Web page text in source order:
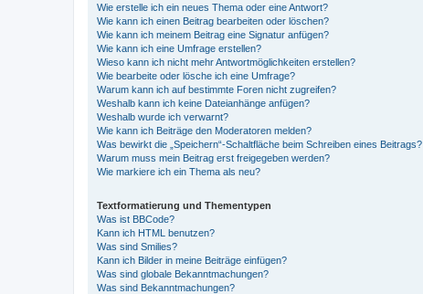
Wie erstelle ich ein neues Thema oder eine Antwort?
Wie kann ich einen Beitrag bearbeiten oder löschen?
Wie kann ich meinem Beitrag eine Signatur anfügen?
Wie kann ich eine Umfrage erstellen?
Wieso kann ich nicht mehr Antwortmöglichkeiten erstellen?
Wie bearbeite oder lösche ich eine Umfrage?
Warum kann ich auf bestimmte Foren nicht zugreifen?
Weshalb kann ich keine Dateianhänge anfügen?
Weshalb wurde ich verwarnt?
Wie kann ich Beiträge den Moderatoren melden?
Was bewirkt die „Speichern“-Schaltfläche beim Schreiben eines Beitrags?
Warum muss mein Beitrag erst freigegeben werden?
Wie markiere ich ein Thema als neu?
Textformatierung und Thementypen
Was ist BBCode?
Kann ich HTML benutzen?
Was sind Smilies?
Kann ich Bilder in meine Beiträge einfügen?
Was sind globale Bekanntmachungen?
Was sind Bekanntmachungen?